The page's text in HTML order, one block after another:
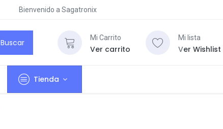
Bienvenido a Sagatronix
Buscar Mi Carrito
Ver carrito
Mi lista
Ver Wishlist
Tienda